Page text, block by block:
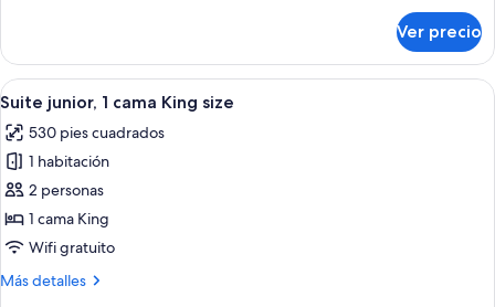
con
acceso
para
personas
discapacitadas
(View)
Deluxe,
cama
Queen
size,
con
acceso
para
personas
discapacitadas
(View)
Ver precio
Abrir
todas
las
fotos
de
Suite
junior,
cama
Un dormitorio con una cama
5
Suite junior, 1 cama King size
530 pies cuadrados
1 habitación
2 personas
1 cama King
Wifi gratuito
Más detalles
Más